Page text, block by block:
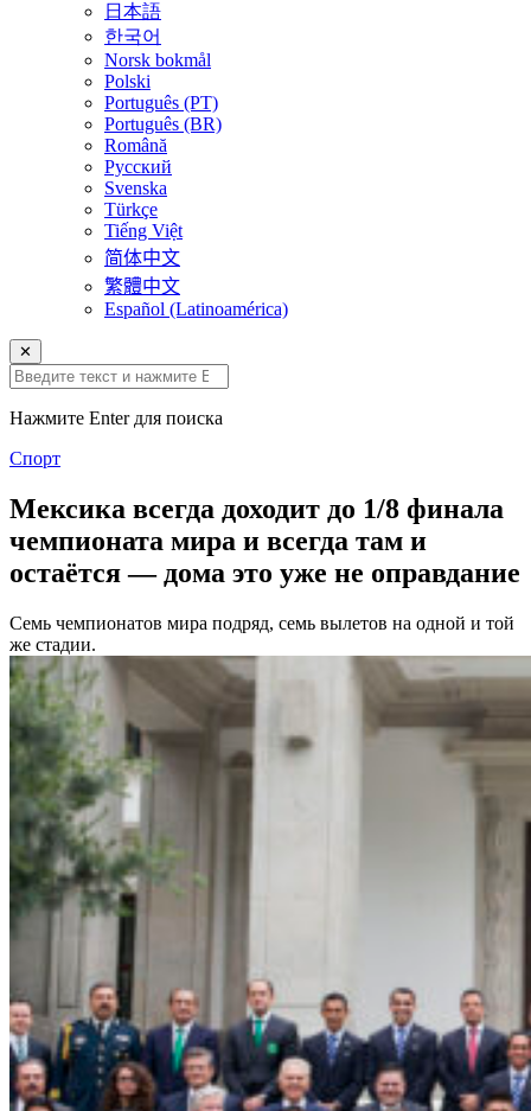
日本語
한국어
Norsk bokmål
Polski
Português (PT)
Português (BR)
Română
Русский
Svenska
Türkçe
Tiếng Việt
简体中文
繁體中文
Español (Latinoamérica)
✕
Нажмите Enter для поиска
Спорт
Мексика всегда доходит до 1/8 финала
чемпионата мира и всегда там и
остаётся — дома это уже не оправдание
Семь чемпионатов мира подряд, семь вылетов на одной и той
же стадии.